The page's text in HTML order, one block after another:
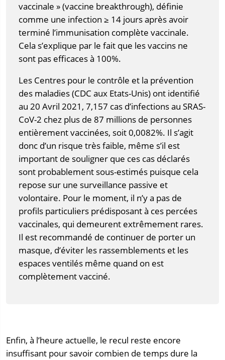
vaccinale » (vaccine breakthrough), définie
comme une infection ≥ 14 jours après avoir
terminé l’immunisation complète vaccinale.
Cela s’explique par le fait que les vaccins ne
sont pas efficaces à 100%.
Les Centres pour le contrôle et la prévention
des maladies (CDC aux Etats-Unis) ont identifié
au 20 Avril 2021, 7,157 cas d’infections au SRAS-
CoV-2 chez plus de 87 millions de personnes
entièrement vaccinées, soit 0,0082%. Il s’agit
donc d’un risque très faible, même s’il est
important de souligner que ces cas déclarés
sont probablement sous-estimés puisque cela
repose sur une surveillance passive et
volontaire. Pour le moment, il n’y a pas de
profils particuliers prédisposant à ces percées
vaccinales, qui demeurent extrêmement rares.
Il est recommandé de continuer de porter un
masque, d’éviter les rassemblements et les
espaces ventilés même quand on est
complètement vacciné.
Enfin, à l’heure actuelle, le recul reste encore
insuffisant pour savoir combien de temps dure la